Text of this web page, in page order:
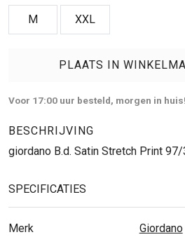
M XXL
PLAATS IN
Voor 17:00 uur besteld, morgen in huis!
BESCHRIJVING
giordano B.d. Satin Stretch Print
SPECIFICATIES
Merk
Giordano